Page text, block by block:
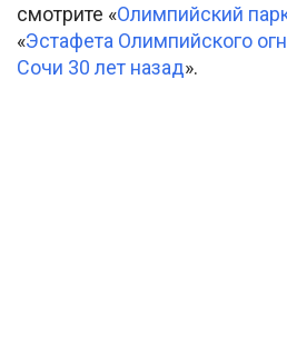
смотрите «Олимпийский
«Эстафета Олимпийского
Сочи 30 лет назад».